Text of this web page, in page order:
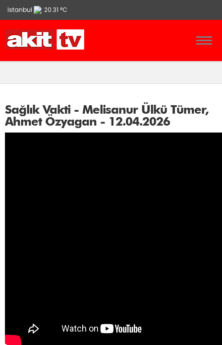
İstanbul 20.31 °C
Ankara 13.9 °C
İzmir 21.86 °C
Sağlık Vakti - Melisanur Ülkü Tümer,
Ahmet Özyagan - 12.04.2026